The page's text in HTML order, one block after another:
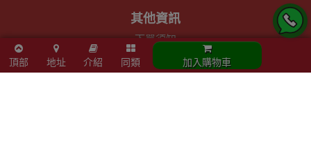
頂部 地址 介紹 同類 加入購物車
其他資訊
下單須知
隱私權及條款聲明
保養條款及更換政策